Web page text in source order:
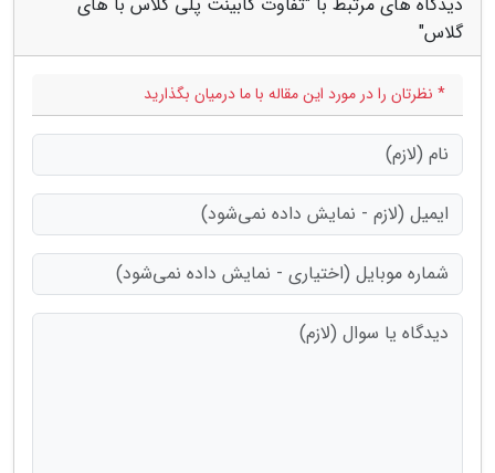
گلاس"
* نظرتان را در مورد این مقاله با ما درمیان بگذارید